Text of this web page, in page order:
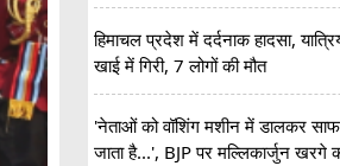
हिमाचल प्रदेश में दर्दनाक हादसा,
खाई में गिरी, 7 लोगों की मौत
'नेताओं को वॉशिंग मशीन में डालकर
जाता है...', BJP पर मल्लिकार्जुन खरगे